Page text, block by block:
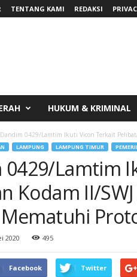
TENTANG KAMI REDAKSI
HUKUM & KRIMINAL
Dandim 0429/Lamtim Ikuti Vicon Terkait
LAMPUNG LAMPUNG TIMUR
0429/Lamtim
Kodam II/
2020 495
Facebook Twitter